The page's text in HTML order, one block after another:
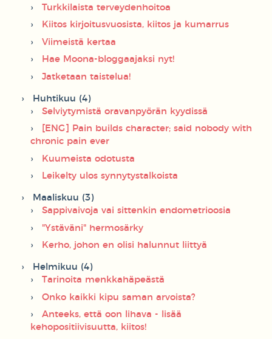
Turkkilaista terveydenhoitoa
Kiitos kirjoitusvuosista, kiitos ja kumarrus
Viimeistä kertaa
Hae Moona-bloggaajaksi nyt!
Jatketaan taistelua!
Huhtikuu (4)
Selviytymistä oravanpyörän kyydissä
[ENG] Pain builds character; said nobody with
chronic pain ever
Kuumeista odotusta
Leikelty ulos synnytystalkoista
Maaliskuu (3)
Sappivaivoja vai sittenkin endometrioosia
"Ystäväni" hermosärky
Kerho, johon en olisi halunnut liittyä
Helmikuu (4)
Tarinoita menkkahäpeästä
Onko kaikki kipu saman arvoista?
Anteeks, että oon lihava - lisää
kehopositiivisuutta, kiitos!